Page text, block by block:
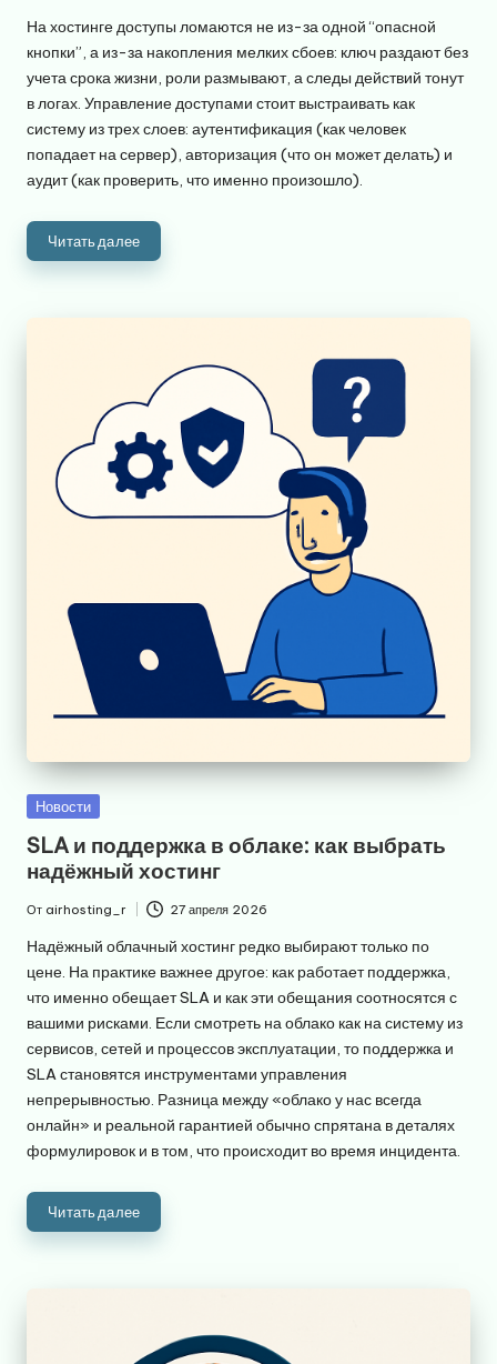
от
На хостинге доступы ломаются не из-за одной “опасной
кнопки”, а из-за накопления мелких сбоев: ключ раздают без
учета срока жизни, роли размывают, а следы действий тонут
в логах. Управление доступами стоит выстраивать как
систему из трех слоев: аутентификация (как человек
попадает на сервер), авторизация (что он может делать) и
аудит (как проверить, что именно произошло).
Читать далее
Опубликовано
Новости
SLA и поддержка в облаке: как выбрать
надёжный хостинг
Запись
от
От airhosting_r 27 апреля 2026
Надёжный облачный хостинг редко выбирают только по
цене. На практике важнее другое: как работает поддержка,
что именно обещает SLA и как эти обещания соотносятся с
вашими рисками. Если смотреть на облако как на систему из
сервисов, сетей и процессов эксплуатации, то поддержка и
SLA становятся инструментами управления
непрерывностью. Разница между «облако у нас всегда
онлайн» и реальной гарантией обычно спрятана в деталях
формулировок и в том, что происходит во время инцидента.
Читать далее